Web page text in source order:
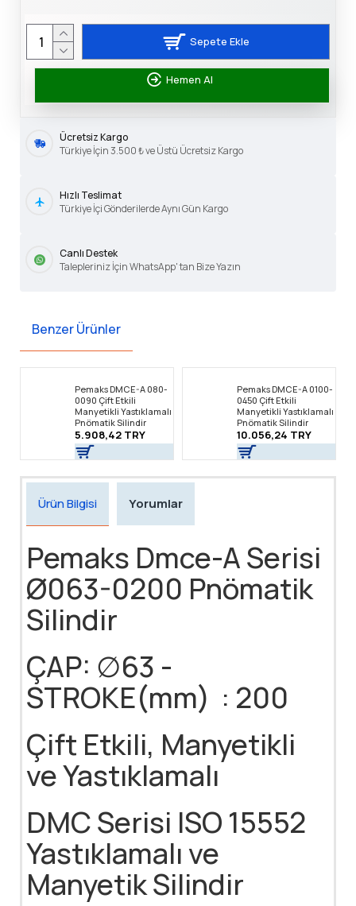
Sepete Ekle
Hemen Al
Ücretsiz Kargo
Türkiye İçin 3.500 ₺ ve Üstü Ücretsiz Kargo
Hızlı Teslimat
Türkiye İçi Gönderilerde Aynı Gün Kargo
Canlı Destek
Talepleriniz İçin WhatsApp' tan Bize Yazın
Benzer Ürünler
Pemaks DMCE-A 080-
0090 Çift Etkili
Manyetikli Yastıklamalı
Pnömatik Silindir
5.908,42 TRY
Pemaks DMCE-A 0100-
0450 Çift Etkili
Manyetikli Yastıklamalı
Pnömatik Silindir
10.056,24 TRY
Ürün Bilgisi Yorumlar
Pemaks Dmce-A Serisi
Ø063-0200 Pnömatik
Silindir
ÇAP: ∅63 -
STROKE(mm) : 200
Çift Etkili, Manyetikli
ve Yastıklamalı
DMC Serisi ISO 15552
Yastıklamalı ve
Manyetik Silindir